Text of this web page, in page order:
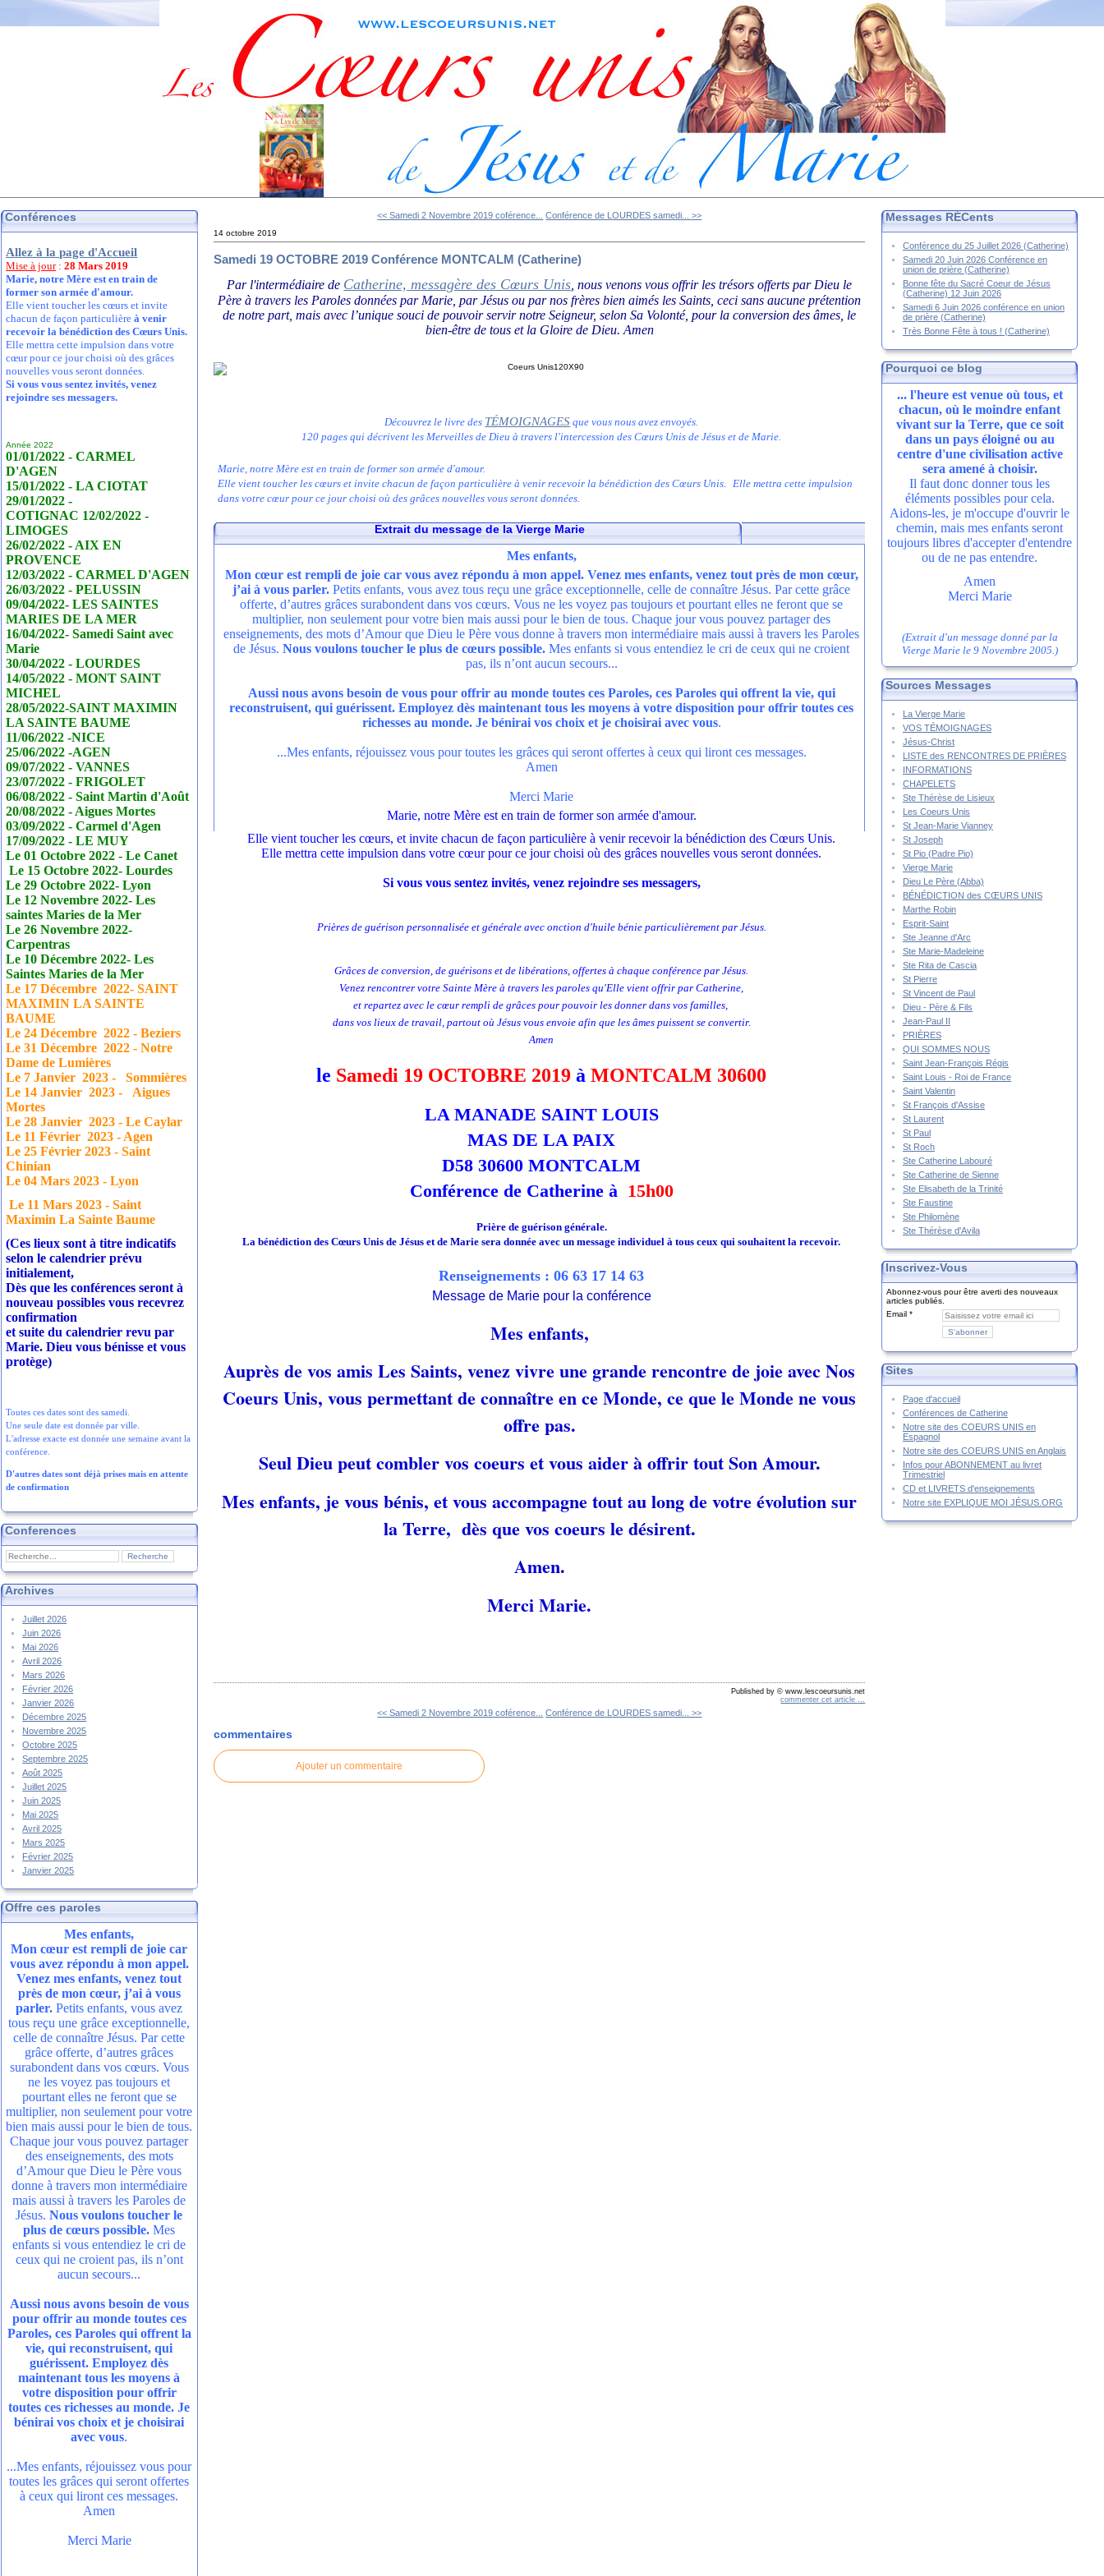
Conférences
Allez à la page d'Accueil
Mise à jour:28 Mars 2019
Marie, notre Mère est en train de
former son armée d'amour.
Elle vient toucher les cœurs et invite
chacun de façon particulièreà venir
recevoir la bénédiction des Cœurs Unis.
Elle mettra cette impulsion dans votre
cœur pour ce jour choisi où des grâces
nouvelles vous seront données.
Si vous vous sentez invités, venez
rejoindre ses messagers.
Année 2022
01/01/2022 - CARMEL
D'AGEN
15/01/2022 - LA CIOTAT
29/01/2022 -
COTIGNAC 12/02/2022 -
LIMOGES
26/02/2022 - AIX EN
PROVENCE
12/03/2022 - CARMEL D'AGEN
26/03/2022 - PELUSSIN
09/04/2022- LES SAINTES
MARIES DE LA MER
16/04/2022- Samedi Saint avec
Marie
30/04/2022 - LOURDES
14/05/2022 - MONT SAINT
MICHEL
28/05/2022-SAINT MAXIMIN
LA SAINTE BAUME
11/06/2022 -NICE
25/06/2022 -AGEN
09/07/2022 - VANNES
23/07/2022 - FRIGOLET
06/08/2022 - Saint Martin d'Août
20/08/2022 - Aigues Mortes
03/09/2022 - Carmel d'Agen
17/09/2022 - LE MUY
Le 01 Octobre 2022 - LeCanet
Le 15 Octobre 2022- Lourdes
Le 29 Octobre 2022- Lyon
Le 12 Novembre 2022- Les
saintes Maries de la Mer
Le 26 Novembre 2022-
Carpentras
Le 10 Décembre 2022- Les
Saintes Maries de la Mer
Le 17Décembre 2022- SAINT
MAXIMIN LA SAINTE
BAUME
Le 24Décembre 2022 - Beziers
Le 31Décembre 2022 - Notre
Dame de Lumières
Le 7 Janvier 2023 - Sommières
Le 14 Janvier 2023 - Aigues
Mortes
Le 28 Janvier 2023 - Le Caylar
Le 11 Février 2023 - Agen
Le 25 Février 2023 - Saint
Chinian
Le 04 Mars 2023 - Lyon
Le 11 Mars 2023 - Saint
Maximin La Sainte Baume
(Ces lieux sont à titre indicatifs
selon le calendrier prévu
initialement,
Dès que les conférences seront à
nouveau possibles vous recevrez
confirmation
et suite du calendrier revu par
Marie. Dieu vous bénisse et vous
protège)
Toutes ces dates sont des samedi.
Une seule date est donnée par ville.
L'adresse exacte est donnée une semaine avant la
conférence.
D'autres dates sont déjà prises mais en attente
de confirmation
Conferences
Archives
Juillet 2026
Juin 2026
Mai 2026
Avril 2026
Mars 2026
Février 2026
Janvier 2026
Décembre 2025
Novembre 2025
Octobre 2025
Septembre 2025
Août 2025
Juillet 2025
Juin 2025
Mai 2025
Avril 2025
Mars 2025
Février 2025
Janvier 2025
Offre ces paroles
Mes enfants,
Mon cœur est rempli de joie car
vous avez répondu à mon appel.
Venez mes enfants, venez tout
près de mon cœur, j’ai à vous
parler. Petits enfants, vous avez
tous reçu une grâce exceptionnelle,
celle de connaître Jésus. Par cette
grâce offerte, d’autres grâces
surabondent dans vos cœurs. Vous
ne les voyez pas toujours et
pourtant elles ne feront que se
multiplier, non seulement pour votre
bien mais aussi pour le bien de tous.
Chaque jour vous pouvez partager
des enseignements, des mots
d’Amour que Dieu le Père vous
donne à travers mon intermédiaire
mais aussi à travers les Paroles de
Jésus.Nous voulons toucher le
plus de cœurs possible. Mes
enfants si vous entendiez le cri de
ceux qui ne croient pas, ils n’ont
aucun secours...
Aussi nous avons besoin de vous
pour offrir au monde toutes ces
Paroles, ces Paroles qui offrent la
vie, qui reconstruisent, qui
guérissent. Employez dès
maintenant tous les moyens à
votre disposition pour offrir
toutes ces richesses au monde. Je
bénirai vos choix et je choisirai
avec vous.
...Mes enfants, réjouissez vous pour
toutes les grâces qui seront offertes
à ceux qui liront ces messages.
Amen
Merci Marie
<< Samedi 2 Novembre 2019 coférence... Conférence de LOURDES samedi... >>
14 octobre 2019
Samedi 19 OCTOBRE 2019 Conférence MONTCALM (Catherine)
Par l'intermédiaire de Catherine, messagère des Cœurs Unis , nous venons vous offrir les trésors offerts par Dieu le
Père à travers les Paroles données par Marie, par Jésus ou par nos frères bien aimés les Saints, ceci sans aucune prétention
de notre part, mais avec l’unique souci de pouvoir servir notre Seigneur, selon Sa Volonté, pour la conversion des âmes, le
bien-être de tous et la Gloire de Dieu. Amen
Découvrez le livre des TÉMOIGNAGES que vous nous avez envoyés.
120 pages qui décrivent les Merveilles de Dieu à travers l'intercession des Cœurs Unis de Jésus et de Marie.
Marie, notre Mère est en train de former son armée d'amour.
Elle vient toucher les cœurs et invite chacun de façon particulière à venir recevoir la bénédiction des Cœurs Unis. Elle mettra cette impulsion
dans votre cœur pour ce jour choisi où des grâces nouvelles vous seront données.
Extrait du message de la Vierge Marie
le 30 Décembre 2003Mes enfants,
Mon cœur est rempli de joie car vous avez répondu à mon appel. Venez mes enfants, venez tout près de mon cœur,
j’ai à vous parler.Petits enfants, vous avez tous reçu une grâce exceptionnelle, celle de connaître Jésus. Par cette grâce
offerte, d’autres grâces surabondent dans vos cœurs. Vous ne les voyez pas toujours et pourtant elles ne feront que se
multiplier, non seulement pour votre bien mais aussi pour le bien de tous. Chaque jour vous pouvez partager des
enseignements, des mots d’Amour que Dieu le Père vous donne à travers mon intermédiaire mais aussi à travers les Paroles
de Jésus.Nous voulons toucher le plus de cœurs possible. Mes enfants si vous entendiez le cri de ceux qui ne croient
pas, ils n’ont aucun secours...
Aussi nous avons besoin de vous pour offrir au monde toutes ces Paroles, ces Paroles qui offrent la vie, qui
reconstruisent, qui guérissent. Employez dès maintenant tous les moyens à votre disposition pour offrir toutes ces
richesses au monde. Je bénirai vos choix et je choisirai avec vous.
...Mes enfants, réjouissez vous pour toutes les grâces qui seront offertes à ceux qui liront ces messages.
Amen
Merci Marie
Marie, notre Mère est en train de former son armée d'amour.
Elle vient toucher les cœurs, et invite chacun de façon particulière à venir recevoir la bénédiction des Cœurs Unis.
Elle mettra cette impulsion dans votre cœur pour ce jour choisi où des grâces nouvelles vous seront données.
Si vous vous sentez invités, venez rejoindre ses messagers,
Prières de guérison personnalisée et générale avec onction d'huile bénie particulièrement par Jésus.
Grâces de conversion, de guérisons et de libérations, offertes à chaque conférence par Jésus.
Venez rencontrer votre Sainte Mère à travers les paroles qu'Elle vient offrir par Catherine,
et repartez avec le cœur rempli de grâces pour pouvoir les donner dans vos familles,
dans vos lieux de travail, partout où Jésus vous envoie afin que les âmes puissent se convertir.
Amen
le Samedi 19 OCTOBRE 2019à MONTCALM 30600
LA MANADE SAINT LOUIS
MAS DE LA PAIX
D58 30600 MONTCALM
Conférence de Catherine à 15h00
Prière de guérison générale.
La bénédiction des Cœurs Unis de Jésus et de Marie sera donnée avec un message individuel à tous ceux qui souhaitent la recevoir.
Renseignements : 06 63 17 14 63
Message de Marie pour la conférence
Mes enfants,
Auprès de vos amis Les Saints, venez vivre une grande rencontre de joie avec Nos
Coeurs Unis, vous permettant de connaître en ce Monde, ce que le Monde ne vous
offre pas.
Seul Dieu peut combler vos coeurs et vous aider à offrir tout Son Amour.
Mes enfants, je vous bénis, et vous accompagne tout au long de votre évolution sur
la Terre, dès que vos coeurs le désirent.
Amen.
Merci Marie.
Published by © www.lescoeursunis.net
commenter cet article
<< Samedi 2 Novembre 2019 coférence... Conférence de LOURDES samedi... >>
commentaires
Ajouter un commentaire
Messages RÉCents
Conférence du 25 Juillet 2026 (Catherine)
Samedi 20 Juin 2026 Conférence en
union de prière (Catherine)
Bonne fête du Sacré Coeur de Jésus
(Catherine) 12 Juin 2026
Samedi 6 Juin 2026 conférence en union
de prière (Catherine)
Très Bonne Fête à tous ! (Catherine)
Pourquoi ce blog
... l'heure est venue où tous, et
chacun, où le moindre enfant
vivant sur la Terre, que ce soit
dans un pays éloigné ou au
centre d'une civilisation active
sera amené à choisir.
Il faut donc donner tous les
éléments possibles pour cela.
Aidons-les, je m'occupe d'ouvrir le
chemin, mais mes enfants seront
toujours libres d'accepter d'entendre
ou de ne pas entendre.
Amen
Merci Marie
(Extrait d'un message donné par la
Vierge Marie le 9 Novembre 2005.)
Sources Messages
La Vierge Marie
VOS TÉMOIGNAGES
Jésus-Christ
LISTE des RENCONTRES DE PRIÈRES
INFORMATIONS
CHAPELETS
Ste Thérèse de Lisieux
Les Coeurs Unis
St Jean-Marie Vianney
St Joseph
St Pio (Padre Pio)
Vierge Marie
Dieu Le Père (Abba)
BÉNÉDICTION des CŒURS UNIS
Marthe Robin
Esprit-Saint
Ste Jeanne d'Arc
Ste Marie-Madeleine
Ste Rita de Cascia
St Pierre
St Vincent de Paul
Dieu - Père & Fils
Jean-Paul II
PRIÈRES
QUI SOMMES NOUS
Saint Jean-François Régis
Saint Louis - Roi de France
Saint Valentin
St François d'Assise
St Laurent
St Paul
St Roch
Ste Catherine Labouré
Ste Catherine de Sienne
Ste Elisabeth de la Trinité
Ste Faustine
Ste Philomène
Ste Thérèse d'Avila
Inscrivez-Vous
Abonnez-vous pour être averti des nouveaux
articles publiés.
Email
Sites
Page d'accueil
Conférences de Catherine
Notre site des COEURS UNIS en
Espagnol
Notre site des COEURS UNIS en Anglais
Infos pour ABONNEMENT au livret
Trimestriel
CD et LIVRETS d'enseignements
Notre site EXPLIQUE MOI JÉSUS.ORG